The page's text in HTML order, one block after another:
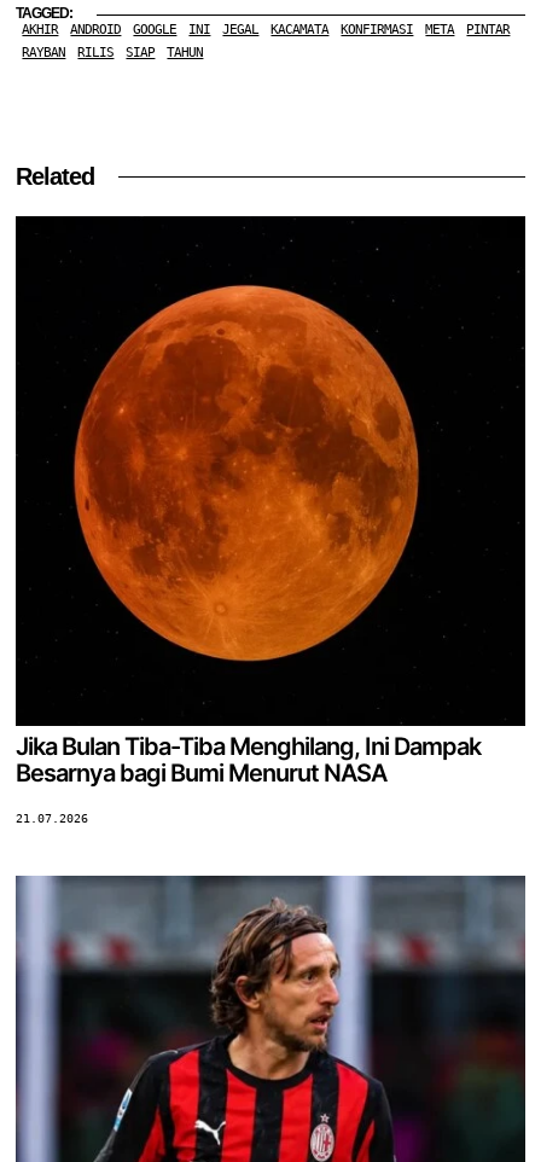
TAGGED:
AKHIR ANDROID GOOGLE INI JEGAL KACAMATA KONFIRMASI META
PINTAR
RAYBAN
RILIS SIAP TAHUN
Related
Jika Bulan Tiba-Tiba Menghilang, Ini Dampak
Besarnya bagi Bumi Menurut NASA
21.07.2026